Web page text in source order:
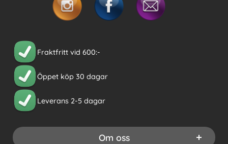
Fraktfritt vid 600:-
Öppet köp 30 dagar
Leverans 2-5 dagar
Om oss